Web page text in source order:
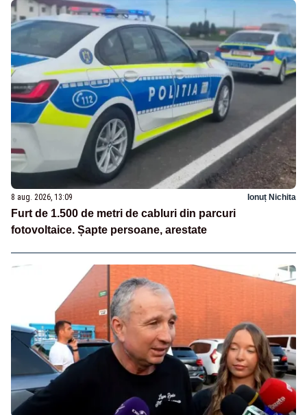
8 aug. 2026, 13:09 Ionuț Nichita
Furt de 1.500 de metri de cabluri din parcuri
fotovoltaice. Șapte persoane, arestate